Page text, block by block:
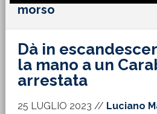
morso
Dà in
la mano a un
arrestata
25 LUGLIO 2023 // Luciano